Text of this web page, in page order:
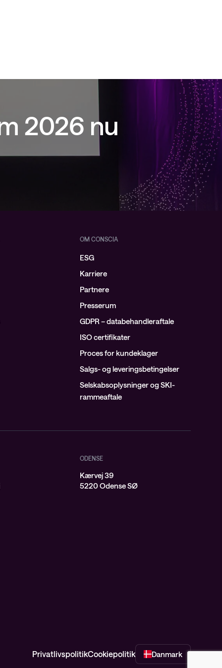
2026 nu
OM CONSCIA
ESG
Karriere
Partnere
Presserum
GDPR – databehandleraftale
ISO certifikater
Proces for kundeklager
Salgs- og leveringsbetingelser
Selskabsoplysninger og SKI-
rammeaftale
ODENSE
Kærvej 39
5220 Odense SØ
PrivatlivspolitikCookiepolitik Danmark